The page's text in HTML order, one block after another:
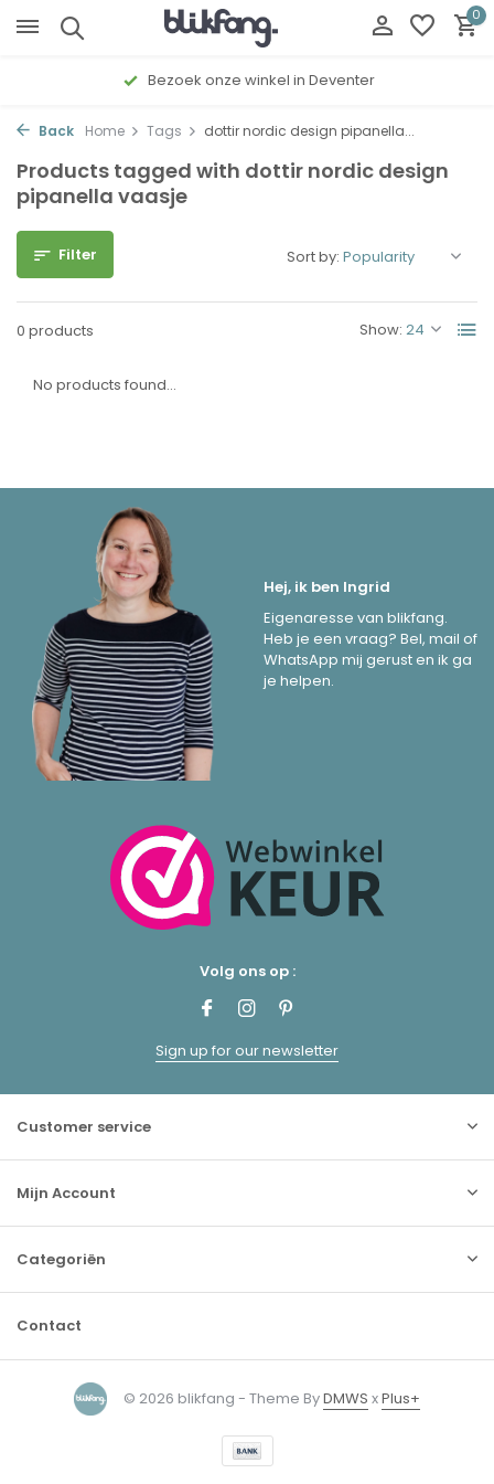
0
Bezoek onze winkel in Deventer
Back Home Tags dottir nordic design pipanella...
Products tagged with dottir nordic design
pipanella vaasje
Filter
0 products Show:
Sort by:
No products found...
Hej, ik ben Ingrid
Eigenaresse van blikfang.
Heb je een vraag? Bel, mail of
WhatsApp mij gerust en ik ga
je helpen.
Volg ons op :
Sign up for our newsletter
Customer service
Mijn Account
Categoriën
Contact
© 2026 blikfang - Theme ByDMWS xPlus+